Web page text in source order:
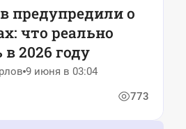
предупредили о
что реально
2026 году
9 июня в 03:04
773